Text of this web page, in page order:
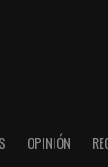
OPINIÓN